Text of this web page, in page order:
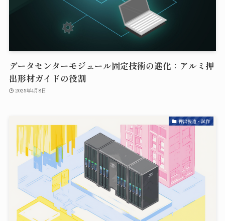
データセンターモジュール固定技術の進化：アルミ押
出形材ガイドの役割
2025年4月8日
押出製造・試作